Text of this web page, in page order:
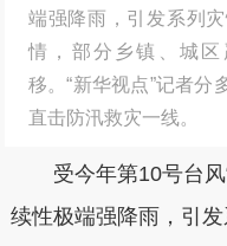
端强降雨，引发系列
情，部分乡镇、城
移。“新华视点”记者分
直击防汛救灾一线。
受今年第10号台
续性极端强降雨，引